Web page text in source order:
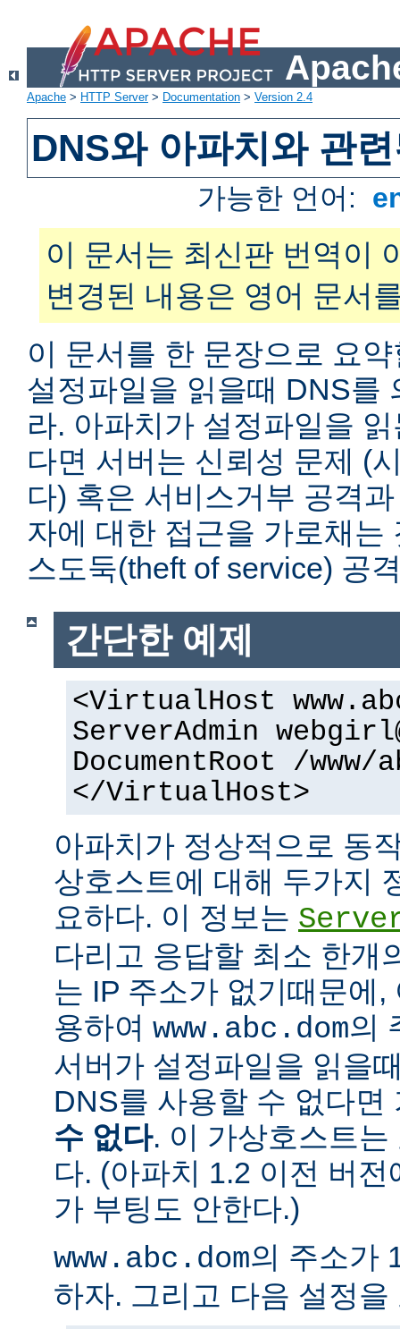
Apache > HTTP Server> Documentation > Version 2.4
DNS와 아파치와 관
가능한 언어:
이 문서는 최신판 번역이
변경된 내용은 영어 문서
이 문서를 한 문장으로 요
설정파일을 읽을때 DNS를
라. 아파치가 설정파일을
다면 서버는 신뢰성 문제 (
다) 혹은 서비스거부 공격
자에 대한 접근을 가로채는
스도둑(theft of service) 공
간단한 예제
<VirtualHost
ServerAdmin
DocumentRoot /www/
</VirtualHost>
아파치가 정상적으로 동
상호스트에 대해 두가지
요하다. 이 정보는
다리고 응답할 최소 한개
는 IP 주소가 없기때문에
용하여 www.abc.dom의
서버가 설정파일을 읽을
DNS를 사용할 수 없다
수 없다. 이 가상호스트
다. (아파치 1.2 이전 버
가 부팅도 안한다.)
www.abc.dom의 주소가
하자. 그리고 다음 설정을